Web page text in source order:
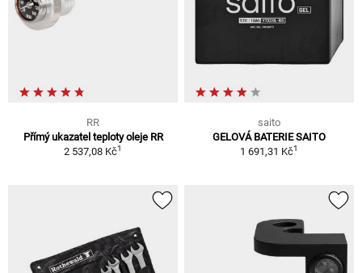
RR
Přímý ukazatel teploty oleje RR
2 537,08 Kč1
saito
GELOVÁ BATERIE SAITO
1 691,31 Kč1